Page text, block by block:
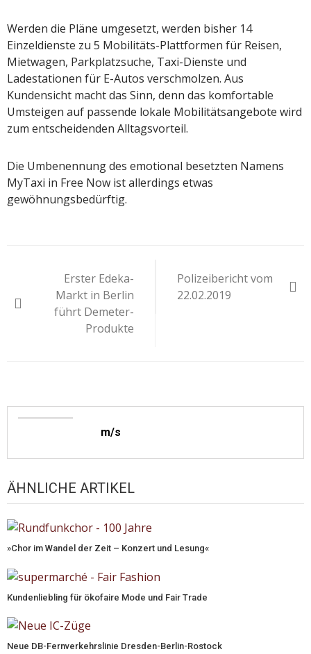
Werden die Pläne umgesetzt, werden bisher 14
Einzeldienste zu 5 Mobilitäts-Plattformen für Reisen,
Mietwagen, Parkplatzsuche, Taxi-Dienste und
Ladestationen für E-Autos verschmolzen. Aus
Kundensicht macht das Sinn, denn das komfortable
Umsteigen auf passende lokale Mobilitätsangebote wird
zum entscheidenden Alltagsvorteil.
Die Umbenennung des emotional besetzten Namens
MyTaxi in Free Now ist allerdings etwas
gewöhnungsbedürftig.
Erster Edeka-
Markt in Berlin
führt Demeter-
Produkte
Polizeibericht vom
22.02.2019
m/s
ÄHNLICHE ARTIKEL
»Chor im Wandel der Zeit – Konzert und Lesung«
Kundenliebling für ökofaire Mode und Fair Trade
Neue DB-Fernverkehrslinie Dresden-Berlin-Rostock